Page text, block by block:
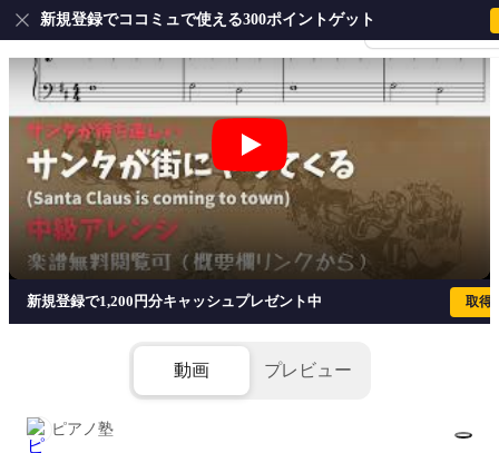
会員登録・ログイ
新規登録でココミュで使える300ポイントゲット
サンタが街にやってくる (中級アレン
新規登録で1,200円分キャッシュプレゼント中 取得
動画 プレビュー
ピアノ塾